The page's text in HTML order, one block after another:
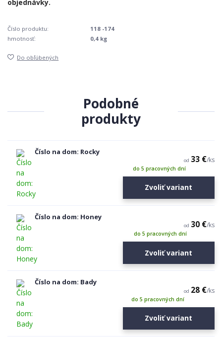
Číslo produktu:
118 -174
hmotnosť:
0,4 kg
Do obľúbených
Podobné
produkty
Číslo na dom: Rocky
od 33 €/ks
do 5 pracovných dní
Zvoliť variant
Číslo na dom: Honey
od 30 €/ks
do 5 pracovných dní
Zvoliť variant
Číslo na dom: Bady
od 28 €/ks
do 5 pracovných dní
Zvoliť variant